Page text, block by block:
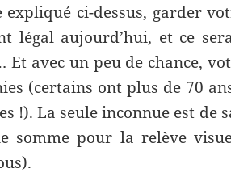
ci-dessus, garder
légal aujourd’hui, et ce
Et avec un peu de chance,
(certains ont plus de 70
!). La seule inconnue est de
somme pour la relève